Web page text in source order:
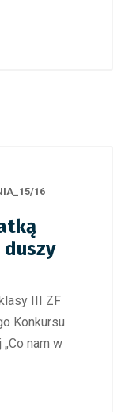
16
duszy
III ZF
Konkursu
nam w